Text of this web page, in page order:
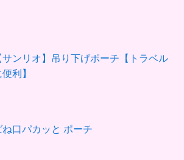
サンリオ】吊り下げポーチ【トラベル
利】
ね口パカッと ポーチ